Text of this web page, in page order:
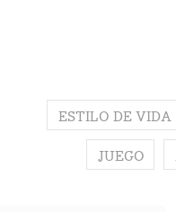
ESTILO DE VIDA
JUEGO